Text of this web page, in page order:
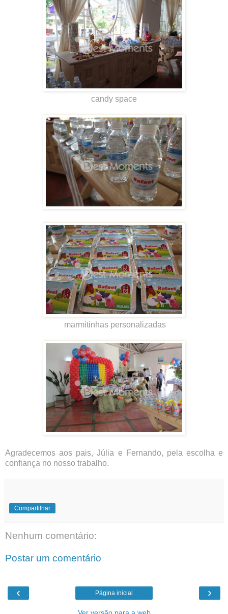
candy space
marmitinhas personalizadas
Agradecemos aos pais, Júlia e Fernando, pela escolha e
confiança no nosso trabalho.
Compartilhar
Nenhum comentário:
Postar um comentário
‹ ›
Página inicial